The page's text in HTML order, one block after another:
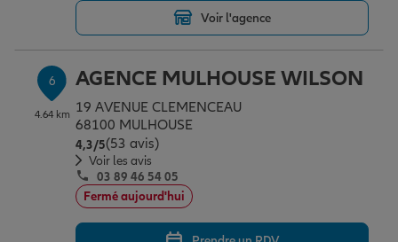
Voir l'agence
6
4.64 km
AGENCE MULHOUSE WILSON
19 AVENUE CLEMENCEAU
68100 MULHOUSE
4,3/5Note de 4.3 sur 5
(53 avis)
Voir les avis
03 89 46 54 05
Fermé aujourd'hui